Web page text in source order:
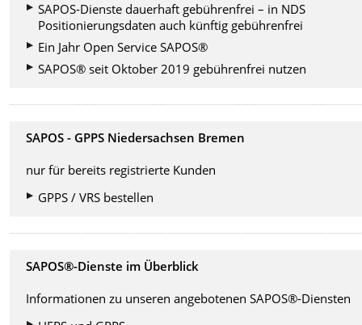
SAPOS-Dienste dauerhaft gebührenfrei – in NDS
Positionierungsdaten auch künftig gebührenfrei
Ein Jahr Open Service SAPOS®
SAPOS® seit Oktober 2019 gebührenfrei nutzen
SAPOS - GPPS Niedersachsen Bremen
nur für bereits registrierte Kunden
GPPS / VRS bestellen
SAPOS®-Dienste im Überblick
Informationen zu unseren angebotenen SAPOS®-Diensten